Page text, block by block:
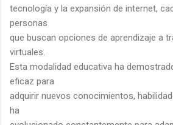
tecnología y la expansión de internet,
personas
que buscan opciones de aprendizaje a
virtuales.
Esta modalidad educativa ha
eficaz para
adquirir nuevos conocimientos,
ha